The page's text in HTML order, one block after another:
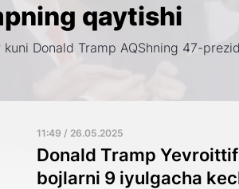
qaytishi
Donald Tramp AQShning 47-
11:49 / 26.05.2025
Donald Tramp
bojlarni 9 iyulgacha